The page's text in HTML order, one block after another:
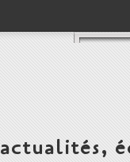
actualités,